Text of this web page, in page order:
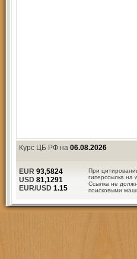
Курс ЦБ РФ на 06.08.2026
При
гиперссылка на
Ссылка не
поисковыми
EUR 93,5824
USD 81,1291
EUR/USD 1.15